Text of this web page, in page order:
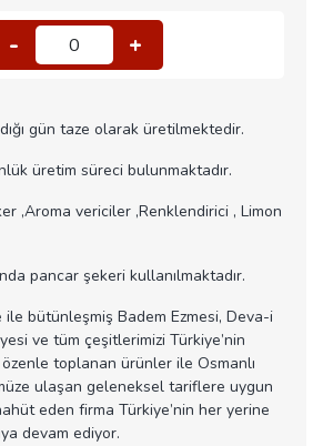
- 0 +
gün taze olarak üretilmektedir.
üretim süreci bulunmaktadır.
,Aroma vericiler ,Renklendirici , Limon
pancar şekeri kullanılmaktadır.
bütünleşmiş Badem Ezmesi, Deva-i
ve tüm çeşitlerimizi Türkiye’nin
toplanan ürünler ile Osmanlı
ulaşan geleneksel tariflere uygun
eden firma Türkiye’nin her yerine
devam ediyor.